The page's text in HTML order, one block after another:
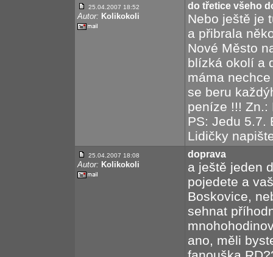
25.04.2007 18:52
Autor: Kolikokoli
do třetice všeho
Nebo ještě je
a přibrala
Nové Město
blízká okolí a
máma
se beru
peníze !!! Zn.:
PS: Jedu 5.7.
Lidičky
25.04.2007 18:08
Autor: Kolikokoli
doprava
a ještě jeden
pojedete a
Boskovice,
sehnat
ano, měli